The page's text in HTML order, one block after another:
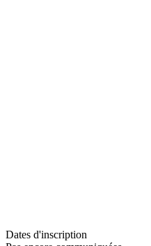
Dates d'inscription